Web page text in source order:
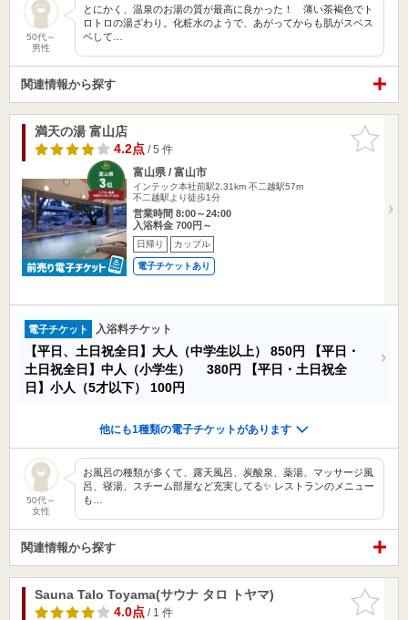
50代～
男性
とにかく、温泉のお湯の質が最高に良かった！ 薄い茶褐色でト
ロトロの湯ざわり。化粧水のようで、あがってからも肌がスベス
ベして…
関連情報から探す
お気に入
りに追加
満天の湯 富山店
4.2点/ 5 件
富山県 / 富山市
インテック本社前駅2.31km 不二越駅57m
不二越駅より徒歩1分
営業時間 8:00～24:00
入浴料金 700円～
日帰り カップル
電子チケットあり
電子チケット 入浴料チケット
【平日、土日祝全日】大人（中学生以上） 850円
【平日・
土日祝全日】中人（小学生） 380円
【平日・土日祝全
日】小人（5才以下） 100円
他にも1種類の電子チケットがあります
50代～
女性
お風呂の種類が多くて、露天風呂、炭酸泉、薬湯、マッサージ風
呂、寝湯、スチーム部屋など充実してる✨ レストランのメニュー
も…
関連情報から探す
お気に入
りに追加
Sauna Talo Toyama(サウナ タロ トヤマ)
4.0点/ 1 件